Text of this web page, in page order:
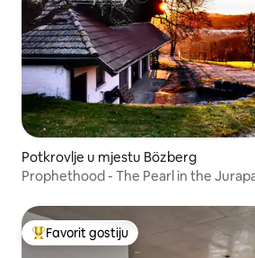
Potkrovlje u mjestu Bözberg
Prophethood - The Pearl in the
Glavni favorit gostiju
Favorit gostiju